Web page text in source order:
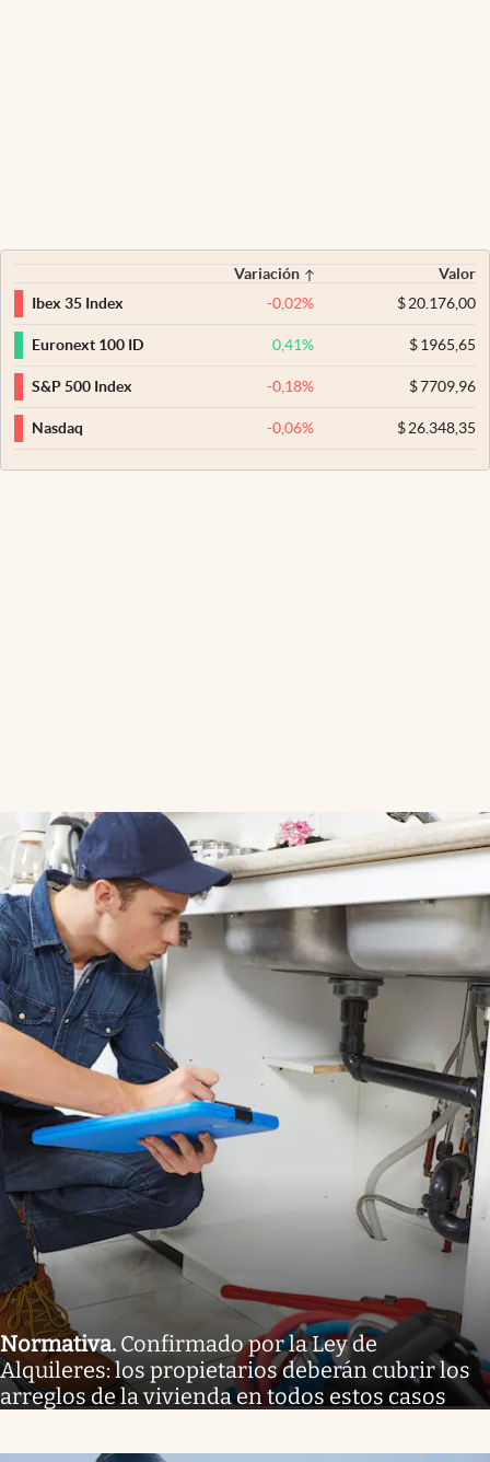
Variación
Valor
Ibex 35 Index
-0,02% $20.176,00
Euronext 100 ID 0,41% $1965,65
S&P 500 Index -0,18% $7709,96
Nasdaq -0,06% $26.348,35
Normativa. Confirmado por la Ley de
Alquileres: los propietarios deberán cubrir los
arreglos de la vivienda en todos estos casos